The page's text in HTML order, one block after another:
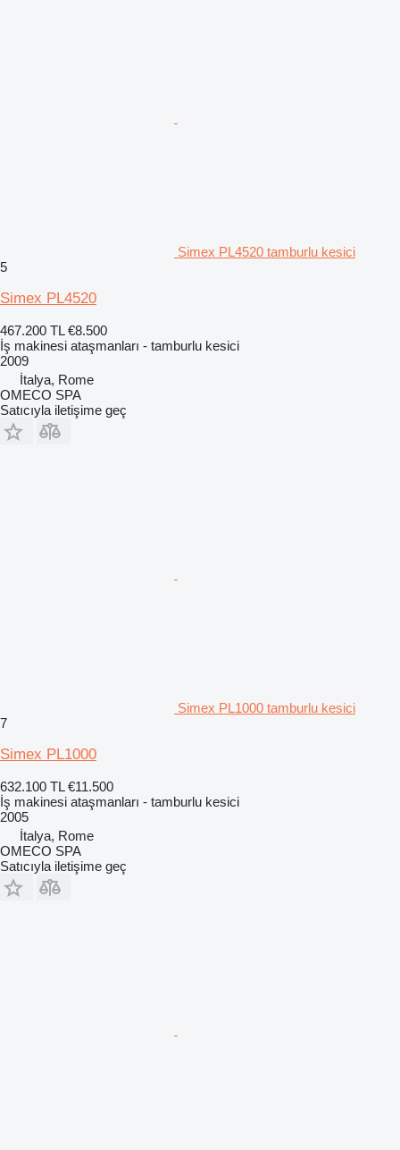
Simex PL4520 tamburlu kesici
5
Simex PL4520
467.200 TL €8.500
İş makinesi ataşmanları - tamburlu kesici
2009
İtalya, Rome
OMECO SPA
Satıcıyla iletişime geç
Simex PL1000 tamburlu kesici
7
Simex PL1000
632.100 TL €11.500
İş makinesi ataşmanları - tamburlu kesici
2005
İtalya, Rome
OMECO SPA
Satıcıyla iletişime geç